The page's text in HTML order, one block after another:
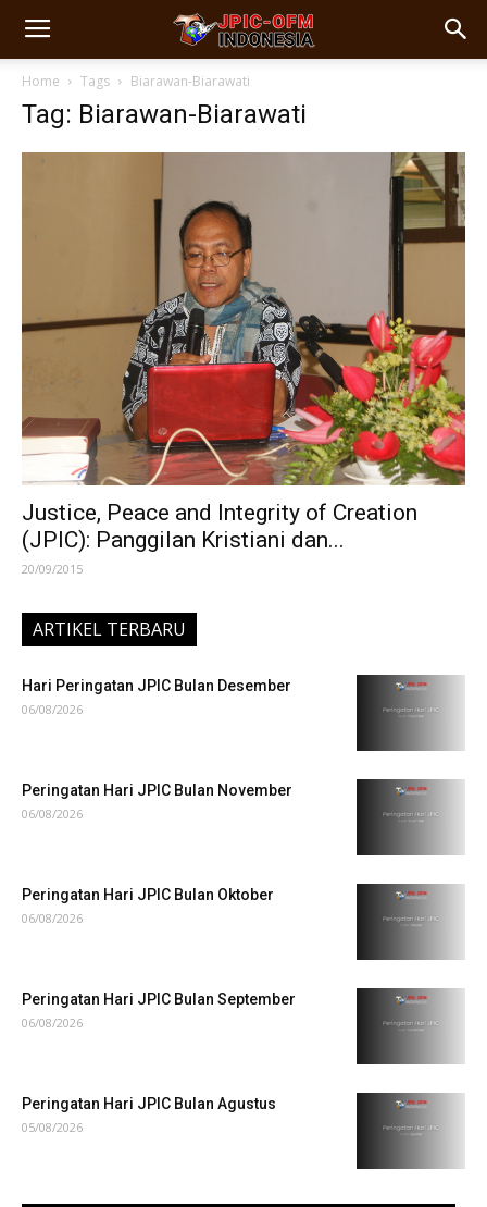
Home Tags Biarawan-Biarawati
Tag: Biarawan-Biarawati
Justice, Peace and Integrity of Creation
(JPIC): Panggilan Kristiani dan...
20/09/2015
ARTIKEL TERBARU
Hari Peringatan JPIC Bulan Desember
06/08/2026
Peringatan Hari JPIC Bulan November
06/08/2026
Peringatan Hari JPIC Bulan Oktober
06/08/2026
Peringatan Hari JPIC Bulan September
06/08/2026
Peringatan Hari JPIC Bulan Agustus
05/08/2026